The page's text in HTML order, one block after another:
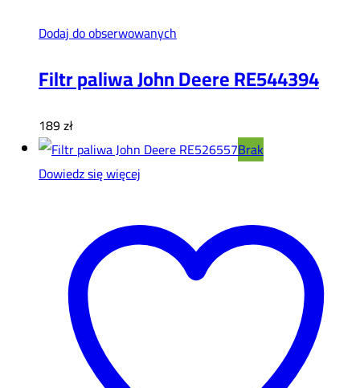
Dodaj do obserwowanych
Filtr paliwa John Deere RE544394
189zł
Brak
Dowiedz się więcej